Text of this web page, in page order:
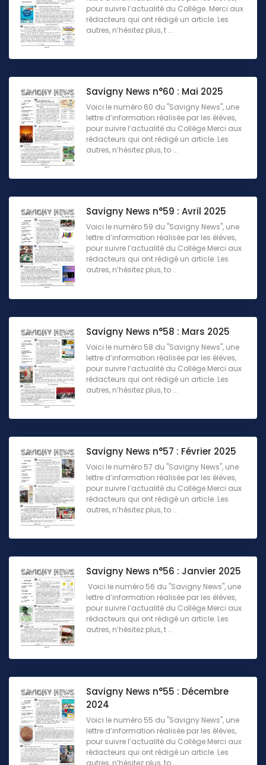
pour suivre l’actualité du Collège. Merci aux
rédacteurs qui ont rédigé un article. Les
autres, n’hésitez plus, t ...
Savigny News n°60 : Mai 2025
Voici le numéro 60 du "Savigny News", une
lettre d’information réalisée par les élèves,
pour suivre l’actualité du Collège.Merci aux
rédacteurs qui ont rédigé un article. Les
autres, n’hésitez plus, to ...
Savigny News n°59 : Avril 2025
Voici le numéro 59 du "Savigny News", une
lettre d’information réalisée par les élèves,
pour suivre l’actualité du Collège.Merci aux
rédacteurs qui ont rédigé un article. Les
autres, n’hésitez plus, to ...
Savigny News n°58 : Mars 2025
Voici le numéro 58 du "Savigny News", une
lettre d’information réalisée par les élèves,
pour suivre l’actualité du Collège.Merci aux
rédacteurs qui ont rédigé un article. Les
autres, n’hésitez plus, to ...
Savigny News n°57 : Février 2025
Voici le numéro 57 du "Savigny News", une
lettre d’information réalisée par les élèves,
pour suivre l’actualité du Collège.Merci aux
rédacteurs qui ont rédigé un article. Les
autres, n’hésitez plus, to ...
Savigny News n°56 : Janvier 2025
Voici le numéro 56 du "Savigny News", une
lettre d’information réalisée par les élèves,
pour suivre l’actualité du Collège.Merci aux
rédacteurs qui ont rédigé un article. Les
autres, n’hésitez plus, t ...
Savigny News n°55 : Décembre
2024
Voici le numéro 55 du "Savigny News", une
lettre d’information réalisée par les élèves,
pour suivre l’actualité du Collège.Merci aux
rédacteurs qui ont rédigé un article. Les
autres, n’hésitez plus, to ...